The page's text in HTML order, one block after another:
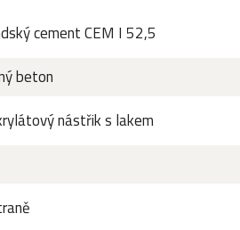
cement CEM I 52,5
beton
nástřik s lakem